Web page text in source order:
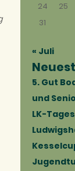
24
25
31
« Juli
5. Gut
und
LK-